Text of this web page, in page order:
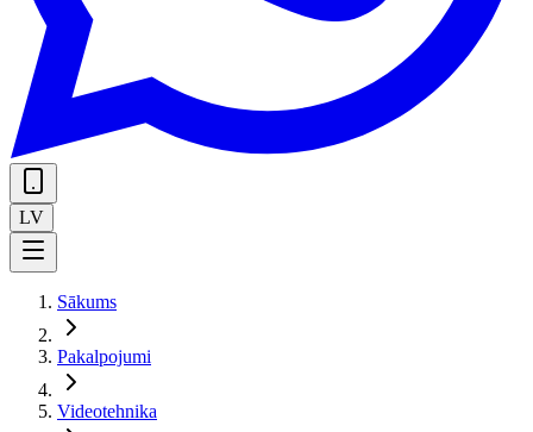
LV
Sākums
Pakalpojumi
Videotehnika